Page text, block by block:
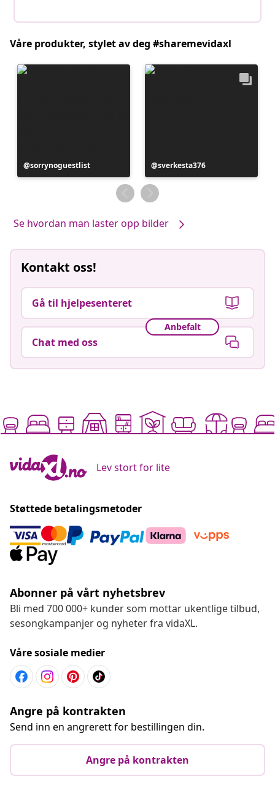
Våre produkter, stylet av deg #sharemevidaxl
Innlegg
publisert
sorrynoguestlist
Innlegg
publisert
av
sverkesta376
Se hvordan man laster opp bilder
Kontakt oss!
Gå til hjelpesenteret
Anbefalt
Chat med oss
Lev stort for lite
Støttede betalingsmetoder
Abonner på vårt nyhetsbrev
Bli med 700 000+ kunder som mottar ukentlige tilbud,
sesongkampanjer og nyheter fra vidaXL.
Våre sosiale medier
Angre på kontrakten
Send inn en angrerett for bestillingen din.
Angre på kontrakten